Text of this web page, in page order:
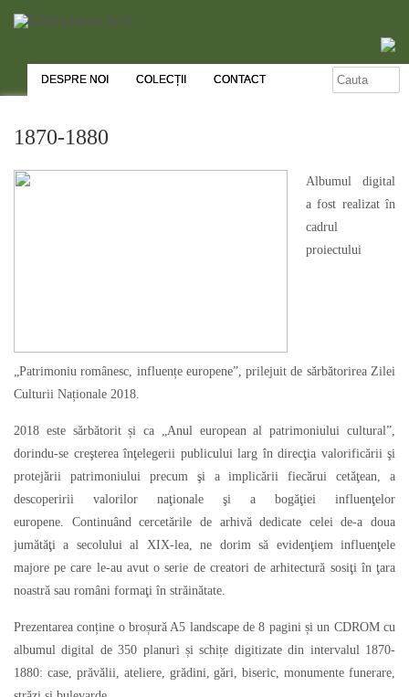
DESPRE NOI COLECȚII CONTACT
1870-1880
Albumul digital
a fost realizat în
cadrul
proiectului
„Patrimoniu românesc, influențe europene”, prilejuit de sărbătorirea Zilei
Culturii Naționale 2018.
2018 este sărbătorit și ca „Anul european al patrimoniului cultural”,
dorindu-se creşterea înţelegerii publicului larg în direcţia valorificării şi
protejării patrimoniului precum şi a implicării fiecărui cetăţean, a
descoperirii valorilor naţionale şi a bogăţiei influenţelor
europene. Continuând cercetările de arhivă dedicate celei de-a doua
jumătăţi a secolului al XIX-lea, ne dorim să evidenţiem influenţele
majore pe care le-au avut o serie de creatori de arhitectură sosiţi în ţara
noastră sau români formaţi în străinătate.
Prezentarea conține o broșură A5 landscape de 8 pagini și un CDROM cu
albumul digital de 350 planuri și schițe digitizate din intervalul 1870-
1880: case, prăvălii, ateliere, grădini, gări, biseric, monumente funerare,